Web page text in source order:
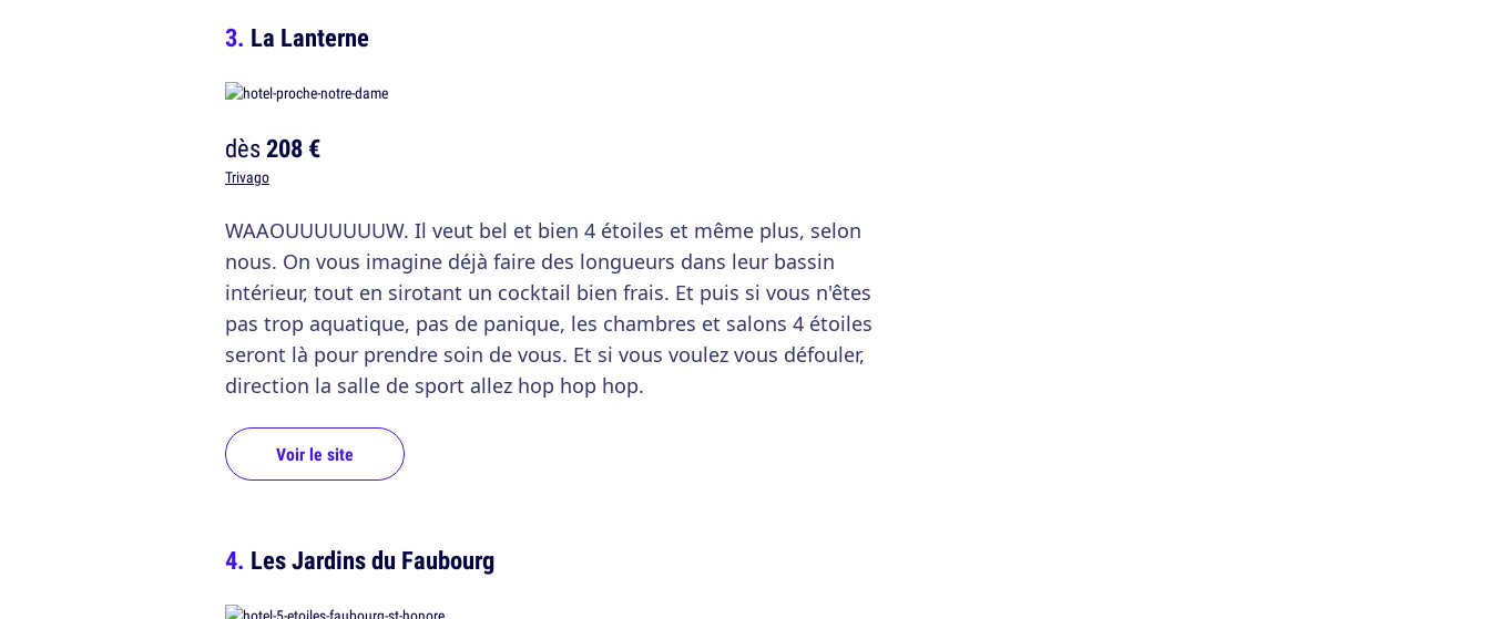
La Lanterne
dès208 €
Trivago
WAAOUUUUUUUW. Il veut bel et bien 4 étoiles et même plus, selon
nous. On vous imagine déjà faire des longueurs dans leur bassin
intérieur, tout en sirotant un cocktail bien frais. Et puis si vous n'êtes
pas trop aquatique, pas de panique, les chambres et salons 4 étoiles
seront là pour prendre soin de vous. Et si vous voulez vous défouler,
direction la salle de sport allez hop hop hop.
Voir le site
Les Jardins du Faubourg